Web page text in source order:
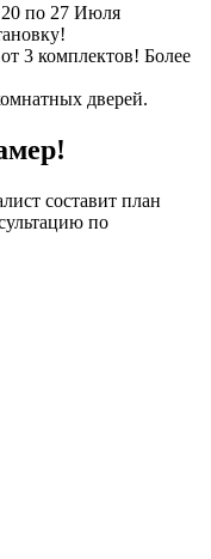
по 27 Июля
3 комплектов! Более
дверей.
составит план
по